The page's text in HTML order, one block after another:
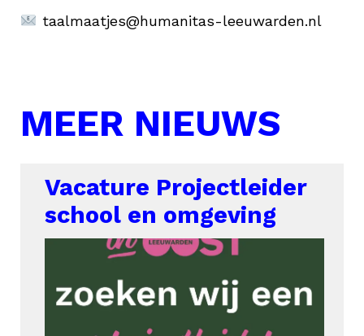
taalmaatjes@humanitas-leeuwarden.nl
MEER NIEUWS
Vacature Projectleider
school en omgeving